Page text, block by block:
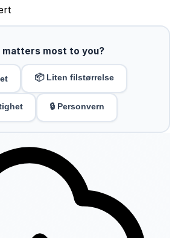
matters most to you?
📦 Liten filstørrelse
🔒 Personvern